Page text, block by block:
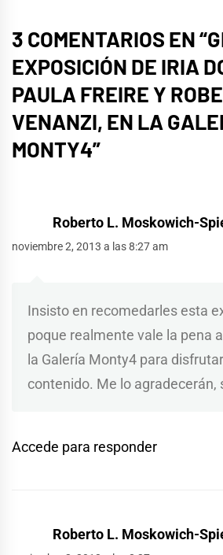
3 COMENTARIOS EN “
EXPOSICIÓN DE IRIA
PAULA FREIRE Y
VENANZI, EN LA
MONTY4”
Roberto L. Moskowich-
noviembre 2, 2013 a las 8:27 am
Insisto en recomedarles esta
poque realmente vale la pena
la Galería Monty4 para
contenido. Me lo agradecerán,
Accede para responder
Roberto L. Moskowich-